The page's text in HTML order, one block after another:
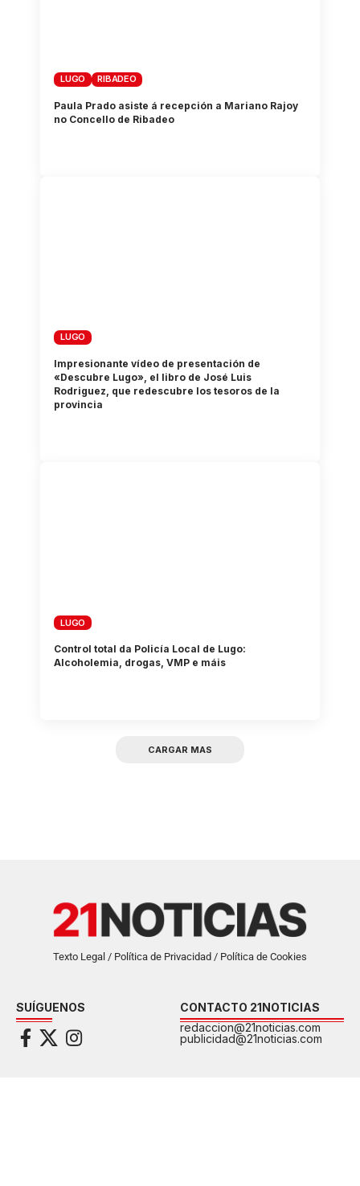
LUGO RIBADEO
Paula Prado asiste á recepción a Mariano Rajoy
no Concello de Ribadeo
LUGO
Impresionante vídeo de presentación de
«Descubre Lugo», el libro de José Luis
Rodriguez, que redescubre los tesoros de la
provincia
LUGO
Control total da Policía Local de Lugo:
Alcoholemia, drogas, VMP e máis
CARGAR MAS
Texto Legal / Política de Privacidad / Política de Cookies
SUÍGUENOS
CONTACTO 21NOTICIAS
redaccion@21noticias.com
publicidad@21noticias.com